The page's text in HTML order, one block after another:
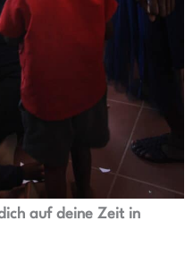
auf deine Zeit in